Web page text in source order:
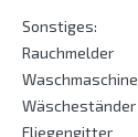
Sonstiges:
Rauchmelder
Waschmaschine
Wäscheständer
Fliegengitter